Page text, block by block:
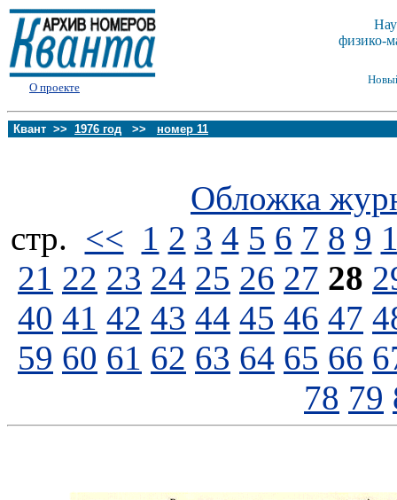
О проекте
физико-
Квант >> 1976 год >> номер 11
Обложка
стp. << 1 2 3 4 5 6 7 8 9
21 22 23 24 25 26 27 28
40 41 42 43 44 45 46 47
59 60 61 62 63 64 65 66
78 79